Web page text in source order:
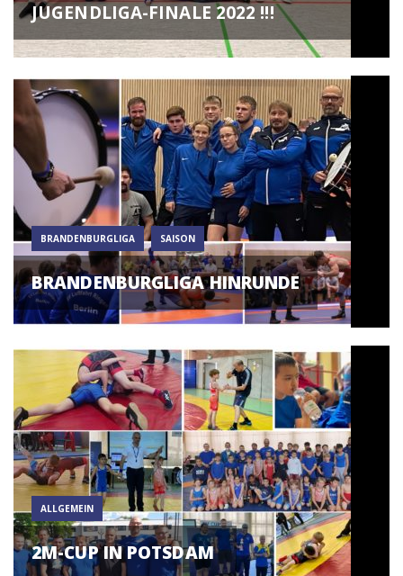
JUGENDLIGA-FINALE 2022 !!!
BRANDENBURGLIGA SAISON
BRANDENBURGLIGA HINRUNDE
ALLGEMEIN
2M-CUP IN POTSDAM